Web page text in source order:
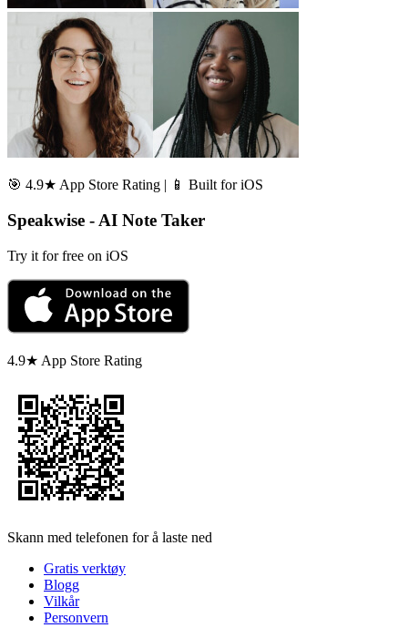
🎯 4.9★ App Store Rating | 📱 Built for iOS
Speakwise - AI Note Taker
Try it for free on iOS
4.9★ App Store Rating
Skann med telefonen for å laste ned
Gratis verktøy
Blogg
Vilkår
Personvern